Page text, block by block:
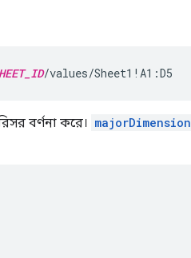
/values/Sheet1!A1:D5
বর্ণনা করে। majorDimension